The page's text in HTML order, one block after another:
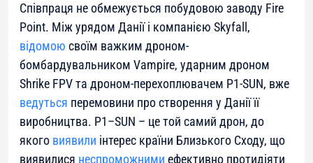
Співпраця не обмежується побудовою заводу Fire
Point. Між урядом Данії і компанією Skyfall,
відомою своїм важким дроном-
бомбардувальником Vampire, ударним дроном
Shrike FPV та дроном-перехоплювачем P1-SUN, вже
ведуться перемовини про створення у Данії її
виробництва. P1–SUN – це той самий дрон, до
якого виявили інтерес країни Близького Сходу, що
виявилися неспроможними ефективно протидіяти